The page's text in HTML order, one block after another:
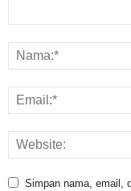
Simpan nama, email,